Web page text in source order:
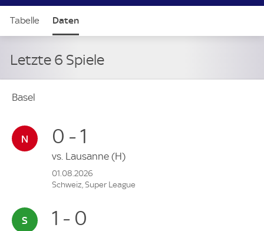
Tabelle Daten
Letzte 6 Spiele
Basel
0 - 1
vs. Lausanne (H)
01.08.2026
Schweiz, Super League
1 - 0